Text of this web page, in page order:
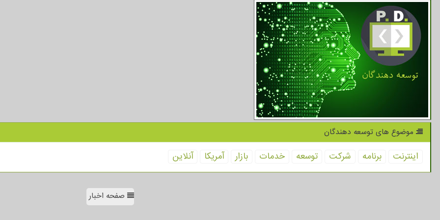
موضوع های توسعه دهندگان
اینترنت برنامه شركت توسعه خدمات بازار آمریكا آنلاین
صفحه اخبار